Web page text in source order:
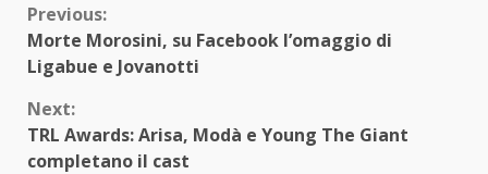
Continue
Reading
Previous:
Morte Morosini, su Facebook l’omaggio di
Ligabue e Jovanotti
Next:
TRL Awards: Arisa, Modà e Young The Giant
completano il cast